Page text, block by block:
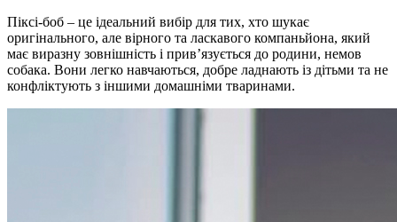
Піксі-боб – це ідеальний вибір для тих, хто шукає
оригінального, але вірного та ласкавого компаньйона, який
має виразну зовнішність і прив’язується до родини, немов
собака. Вони легко навчаються, добре ладнають із дітьми та не
конфліктують з іншими домашніми тваринами.